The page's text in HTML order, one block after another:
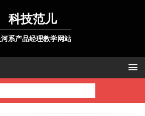
科技范儿
系产品经理教学网站